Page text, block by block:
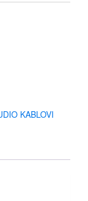
KABLOVI